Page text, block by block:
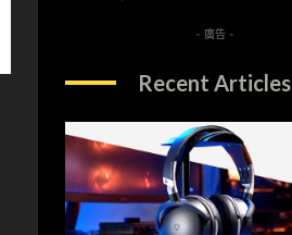
- 廣告 -
Recent Articles